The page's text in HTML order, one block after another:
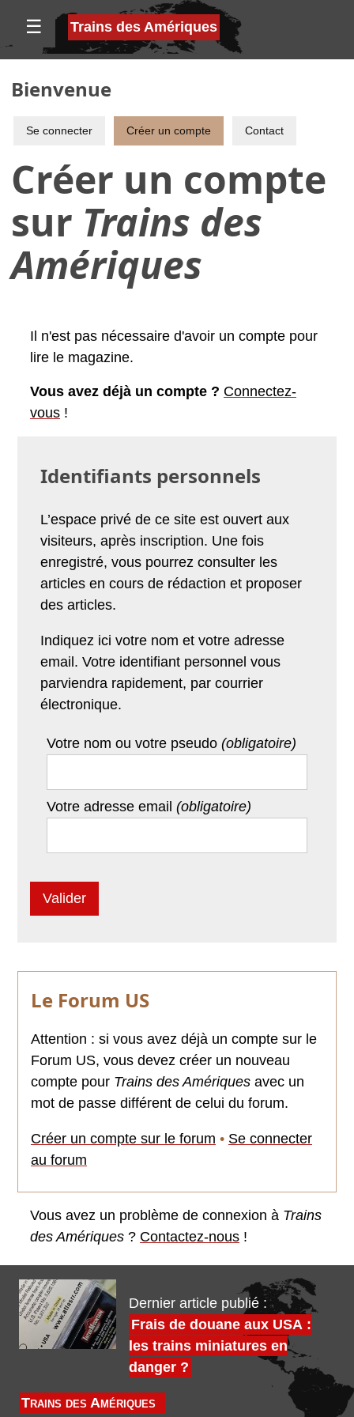
☰ Trains des Amériques
Bienvenue
Se connecter Créer un compte Contact
Créer un compte
sur Trains des
Amériques
Il n'est pas nécessaire d'avoir un compte pour
lire le magazine.
Vous avez déjà un compte ? Connectez-
vous !
L’espace privé de ce site est ouvert aux
visiteurs, après inscription. Une fois
enregistré, vous pourrez consulter les
articles en cours de rédaction et proposer
des articles.
Identifiants personnels
Indiquez ici votre nom et votre adresse
email. Votre identifiant personnel vous
parviendra rapidement, par courrier
électronique.
Votre nom ou votre pseudo(obligatoire)
Votre adresse email(obligatoire)
Le Forum US
Attention : si vous avez déjà un compte sur le
Forum US, vous devez créer un nouveau
compte pour Trains des Amériques avec un
mot de passe différent de celui du forum.
Créer un compte sur le forum • Se connecter
au forum
Vous avez un problème de connexion à Trains
des Amériques ? Contactez-nous !
Dernier article publié :
Frais de douane aux USA :
les trains miniatures en
danger ?
Trains des Amériques